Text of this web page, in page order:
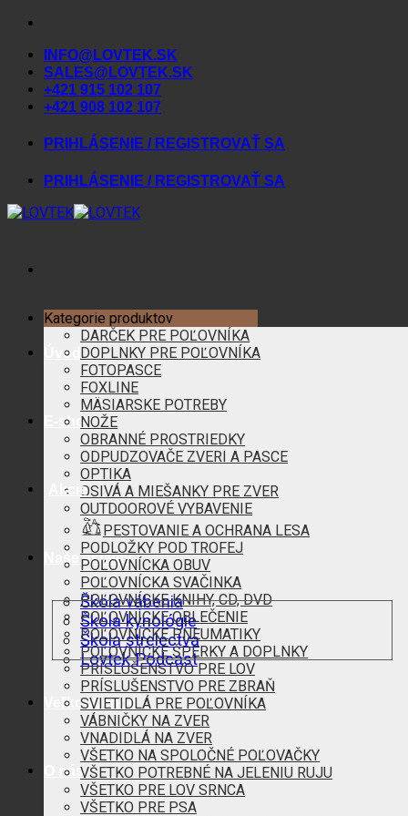
Skip
contentINFO@LOVTEK.SK
SALES@LOVTEK.SK
+421 915 102 107
+421 908 102 107
PRIHLÁSENIE / REGISTROVAŤ SA
PRIHLÁSENIE / REGISTROVAŤ SA
Úvod
E-shop
Akcie
Naše aktivity
Škola vábenia
Škola kynológie
Škola strelectva
Lovtek Podcast
Veľkoobchod
O nás
Kategorie produktov
DARČEK PRE POĽOVNÍKA
DOPLNKY PRE POĽOVNÍKA
FOTOPASCE
FOXLINE
MÄSIARSKE POTREBY
NOŽE
OBRANNÉ PROSTRIEDKY
ODPUDZOVAČE ZVERI A PASCE
OPTIKA
OSIVÁ A MIEŠANKY PRE ZVER
OUTDOOROVÉ VYBAVENIE
PESTOVANIE A OCHRANA LESA
PODLOŽKY POD TROFEJ
POĽOVNÍCKA OBUV
POĽOVNÍCKA SVAČINKA
POĽOVNÍCKE KNIHY, CD, DVD
POĽOVNÍCKE OBLEČENIE
POĽOVNÍCKE PNEUMATIKY
POĽOVNÍCKE ŠPERKY A DOPLNKY
PRÍSLUŠENSTVO PRE LOV
PRÍSLUŠENSTVO PRE ZBRAŇ
SVIETIDLÁ PRE POĽOVNÍKA
VÁBNIČKY NA ZVER
VNADIDLÁ NA ZVER
VŠETKO NA SPOLOČNÉ POĽOVAČKY
VŠETKO POTREBNÉ NA JELENIU RUJU
VŠETKO PRE LOV SRNCA
VŠETKO PRE PSA